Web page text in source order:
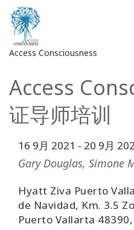
Access Consciousness
登
您
帐
户
关
于
Access
证导师培训
16 9月 2021 - 20 9月
Gary Douglas, Simone
Hyatt Ziva Puerto
de Navidad, Km. 3.5
Puerto Vallarta